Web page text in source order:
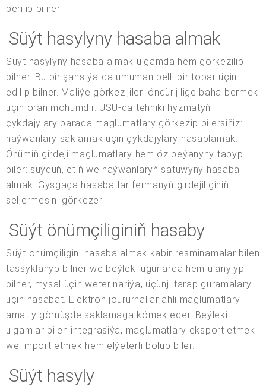
berilip bilner.
Süýt hasylyny hasaba almak
Süýt hasylyny hasaba almak ulgamda hem görkezilip
bilner. Bu bir şahs ýa-da umuman belli bir topar üçin
edilip bilner. Maliýe görkezijileri öndürijilige baha bermek
üçin örän möhümdir. USU-da tehniki hyzmatyň
çykdajylary barada maglumatlary görkezip bilersiňiz:
haýwanlary saklamak üçin çykdajylary hasaplamak.
Önümiň girdeji maglumatlary hem öz beýanyny tapyp
biler: süýdüň, etiň we haýwanlaryň satuwyny hasaba
almak. Gysgaça hasabatlar fermanyň girdejiliginiň
seljermesini görkezer.
Süýt önümçiliginiň hasaby
Süýt önümçiligini hasaba almak käbir resminamalar bilen
tassyklanyp bilner we beýleki ugurlarda hem ulanylyp
bilner, mysal üçin weterinariýa, üçünji tarap guramalary
üçin hasabat. Elektron joururnallar ähli maglumatlary
amatly görnüşde saklamaga kömek eder. Beýleki
ulgamlar bilen integrasiýa, maglumatlary eksport etmek
we import etmek hem elýeterli bolup biler.
Süýt hasyly